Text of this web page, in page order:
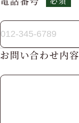
お問い合わせ内容